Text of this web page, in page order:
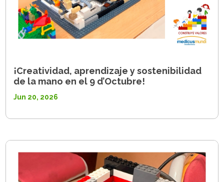
¡Creatividad, aprendizaje y sostenibilidad
de la mano en el 9 d’Octubre!
Jun 20, 2026